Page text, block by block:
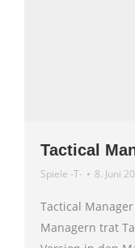
Tactical
Spiele -T- 8. Juni
Tactical
Managern trat